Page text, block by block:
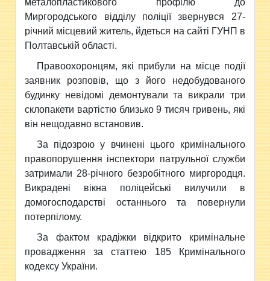
металопластикового профілю до
Миргородського відділу поліції звернувся 27-
річний місцевий житель, йдеться на сайті ГУНП в
Полтавській області.
Правоохоронцям, які прибули на місце події
заявник розповів, що з його недобудованого
будинку невідомі демонтували та викрали три
склопакети вартістю близько 9 тисяч гривень, які
він нещодавно встановив.
За підозрою у вчинені цього кримінального
правопорушення інспектори патрульної служби
затримали 28-річного безробітного миргородця.
Викрадені вікна поліцейські вилучили в
домогосподарстві останнього та повернули
потерпілому.
За фактом крадіжки відкрито кримінальне
провадження за статтею 185 Кримінального
кодексу України.